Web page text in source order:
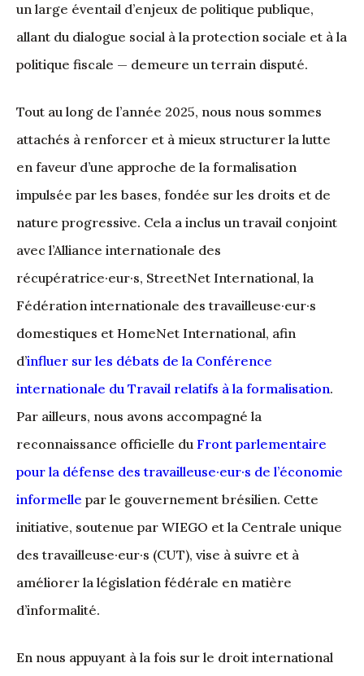
un large éventail d’enjeux de politique publique,
allant du dialogue social à la protection sociale et à la
politique fiscale — demeure un terrain disputé.
Tout au long de l’année 2025, nous nous sommes
attachés à renforcer et à mieux structurer la lutte
en faveur d’une approche de la formalisation
impulsée par les bases, fondée sur les droits et de
nature progressive. Cela a inclus un travail conjoint
avec l’Alliance internationale des
récupératrice·eur·s, StreetNet International, la
Fédération internationale des travailleuse·eur·s
domestiques et HomeNet International, afin
d’influer sur les débats de la Conférence
internationale du Travail relatifs à la formalisation.
Par ailleurs, nous avons accompagné la
reconnaissance officielle du Front parlementaire
pour la défense des travailleuse·eur·s de l’économie
informelle par le gouvernement brésilien. Cette
initiative, soutenue par WIEGO et la Centrale unique
des travailleuse·eur·s (CUT), vise à suivre et à
améliorer la législation fédérale en matière
d’informalité.
En nous appuyant à la fois sur le droit international